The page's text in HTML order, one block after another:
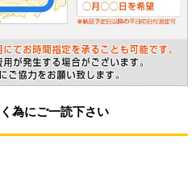
為にご一読下さい